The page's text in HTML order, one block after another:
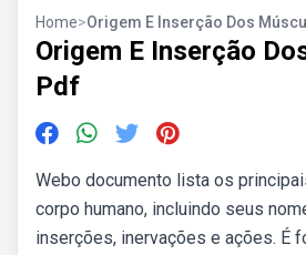
Home>Origem E Inserção Dos
Origem E Inserção
Pdf
Webo documento lista os
corpo humano, incluindo seus
inserções, inervações e ações. É